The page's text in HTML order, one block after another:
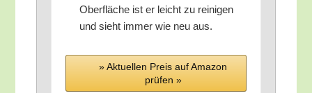
Ober­flä­che ist er leicht zu rei­ni­gen
und sieht immer wie neu aus.
» Aktu­el­len Preis auf Ama­zon
prü­fen »